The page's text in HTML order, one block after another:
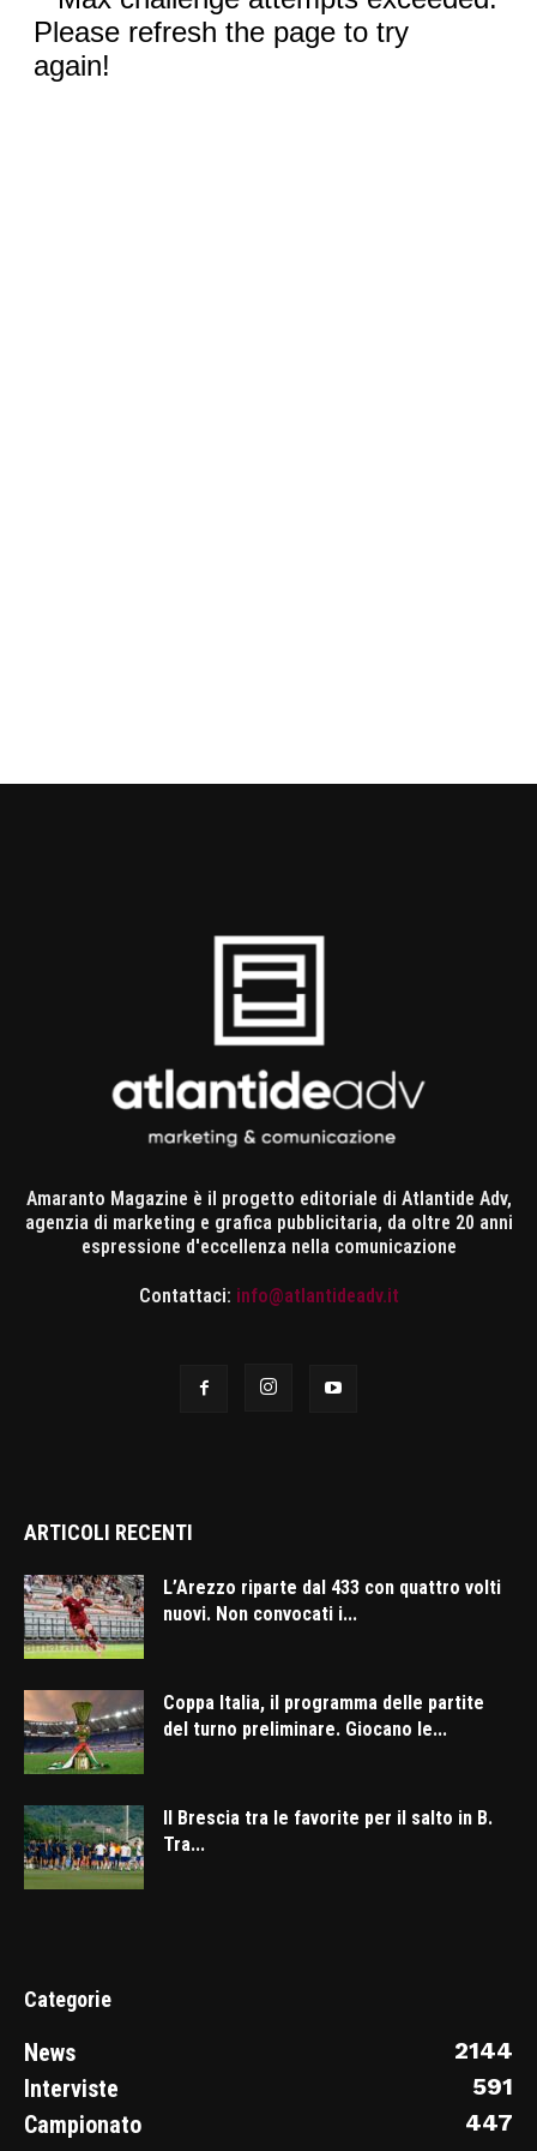
Amaranto Magazine è il progetto editoriale di Atlantide Adv,
agenzia di marketing e grafica pubblicitaria, da oltre 20 anni
espressione d'eccellenza nella comunicazione
Contattaci: info@atlantideadv.it
ARTICOLI RECENTI
L’Arezzo riparte dal 433 con quattro volti
nuovi. Non convocati i...
Coppa Italia, il programma delle partite
del turno preliminare. Giocano le...
Il Brescia tra le favorite per il salto in B.
Tra...
Categorie
News
2144
Interviste
591
Campionato
447